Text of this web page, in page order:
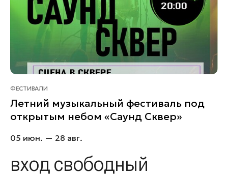
ФЕСТИВАЛИ
Летний музыкальный фестиваль под
открытым небом «Саунд Сквер»
05 июн. — 28 авг.
вход свободный